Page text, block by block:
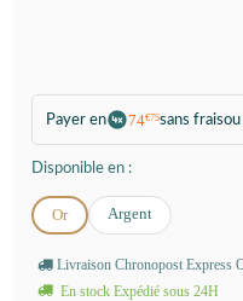
Payer en 74€75sans fraisou
Disponible en :
Or Argent
Livraison Chronopost Express
En stock Expédié sous 24H